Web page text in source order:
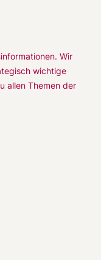
Wir
wichtige
allen Themen der